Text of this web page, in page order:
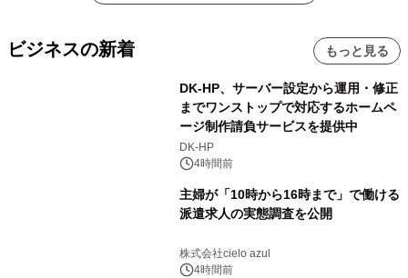
ビジネスの新着 もっと見る
DK-HP、サーバー設定から運用・修正
までワンストップで対応するホームペ
ージ制作請負サービスを提供中
DK-HP
4時間前
主婦が「10時から16時まで」で働ける
派遣求人の実態調査を公開
株式会社cielo azul
4時間前